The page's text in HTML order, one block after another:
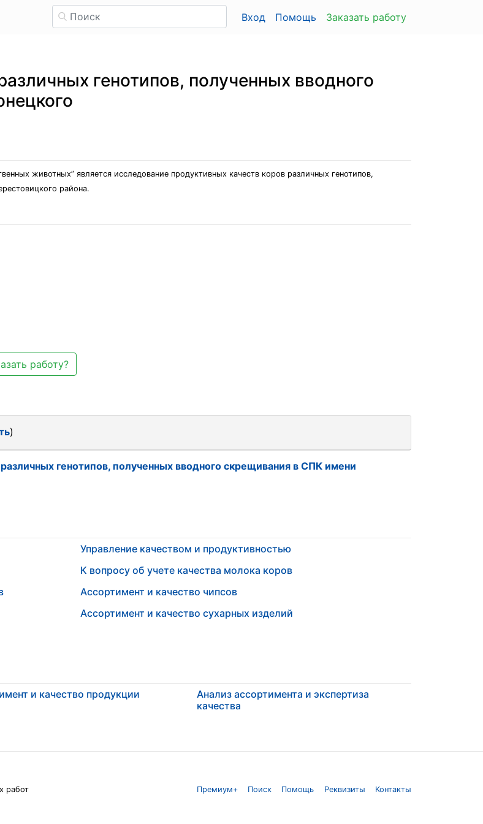
Вход Помощь Заказать работу
генотипов, полученных вводного
животных” является исследование продуктивных качеств коров различных генотипов,
района.
работу?
)
генотипов, полученных вводного скрещивания в СПК имени
Управление качеством и продуктивностью
К вопросу об учете качества молока коров
Ассортимент и качество чипсов
Ассортимент и качество сухарных изделий
и качество продукции
Анализ ассортимента и экспертиза
качества
работ Премиум+ Поиск Помощь Реквизиты Контакты